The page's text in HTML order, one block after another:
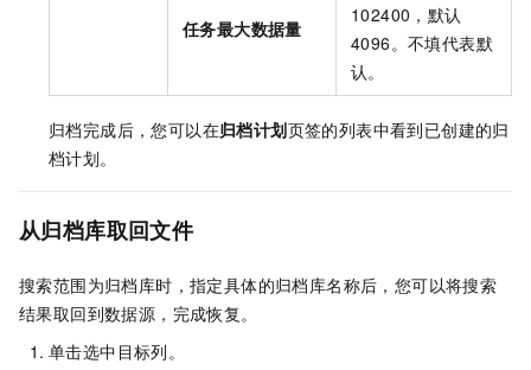
任务最大数据量
102400，默认
4096。不填代表默
认。
归档完成后，您可以在归档计划页签的列表中看到已创建的归
档计划。
从归档库取回文件
搜索范围为归档库时，指定具体的归档库名称后，您可以将搜索
结果取回到数据源，完成恢复。
单击选中目标列。